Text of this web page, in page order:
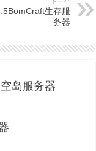
生存服
务器
岛服务器